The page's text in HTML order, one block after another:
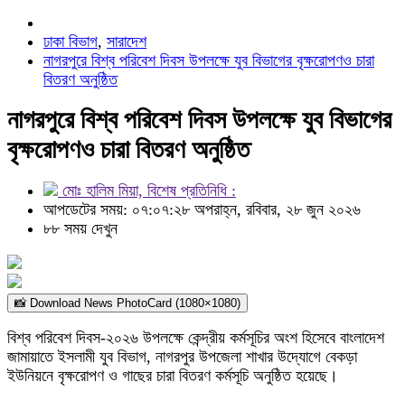
ঢাকা বিভাগ, সারাদেশ
নাগরপুরে বিশ্ব পরিবেশ দিবস উপলক্ষে যুব বিভাগের বৃক্ষরোপণও চারা
বিতরণ অনুষ্ঠিত
নাগরপুরে বিশ্ব পরিবেশ দিবস উপলক্ষে যুব বিভাগের
বৃক্ষরোপণও চারা বিতরণ অনুষ্ঠিত
মোঃ হালিম মিয়া, বিশেষ প্রতিনিধি :
আপডেটের সময়: ০৭:০৭:২৮ অপরাহ্ন, রবিবার, ২৮ জুন ২০২৬
৮৮ সময় দেখুন
📸 Download News PhotoCard (1080×1080)
বিশ্ব পরিবেশ দিবস-২০২৬ উপলক্ষে কেন্দ্রীয় কর্মসূচির অংশ হিসেবে বাংলাদেশ
জামায়াতে ইসলামী যুব বিভাগ, নাগরপুর উপজেলা শাখার উদ্যোগে বেকড়া
ইউনিয়নে বৃক্ষরোপণ ও গাছের চারা বিতরণ কর্মসূচি অনুষ্ঠিত হয়েছে।